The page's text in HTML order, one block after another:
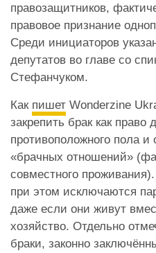
правозащитников,
правовое признание
Среди инициаторов
депутатов во главе со
Стефанчуком.
Как пишет Wonderzine
закрепить брак как право
противоположного пола и
«брачных отношений»
совместного
при этом исключаются
даже если они живут
хозяйство. Отдельно
браки, законно